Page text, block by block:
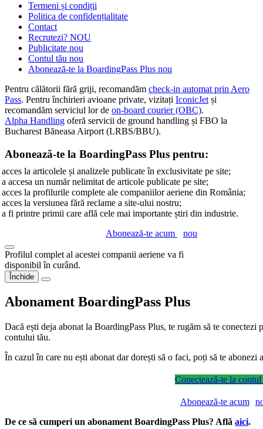
Termeni și condiții
Politica de confidențialitate
Contact
Recrutezi? NOU
Publicitate nou
Contul tău nou
Abonează-te la BoardingPass Plus nou
Pentru călătorii fără griji, recomandăm check-in automat prin Aero
Pass. Pentru închirieri avioane private, vizitați IconicJet și
recomandăm serviciul lor de on-board courier (OBC).
Alpha Handling oferă servicii de ground handling și FBO la
Bucharest Băneasa Airport (LRBS/BBU).
Abonează-te la BoardingPass Plus pentru:
acces la articolele și analizele publicate în exclusivitate pe site;
a accesa un număr nelimitat de articole publicate pe site;
acces la profilurile complete ale companiilor aeriene din România;
acces la versiunea fără reclame a site-ului nostru;
a fi printre primii care află cele mai importante știri din industrie.
Abonează-te acum
nou
Profilul complet al acestei companii aeriene va fi
disponibil în curând.
Închide
Abonament BoardingPass Plus
Dacă ești deja abonat la BoardingPass Plus, te rugăm să te
contului tău.
În cazul în care nu ești abonat dar dorești să o faci, poți să te
Conectează-te la contul
Abonează-te acum
De ce să cumperi un abonament BoardingPass Plus? Află aici.